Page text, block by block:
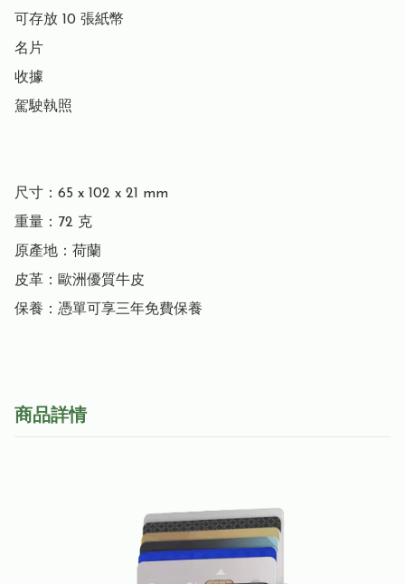
可存放 10 張紙幣
名片
收據
駕駛執照
尺寸：65 x 102 x 21 mm
重量：72 克
原產地：荷蘭
皮革：歐洲優質牛皮
保養：憑單可享三年免費保養
商品詳情